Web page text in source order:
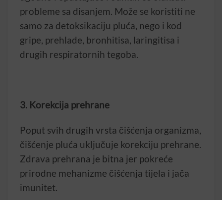
probleme sa disanjem. Može se koristiti ne
samo za detoksikaciju pluća, nego i kod
gripe, prehlade, bronhitisa, laringitisa i
drugih respiratornih tegoba.
3. Korekcija prehrane
Poput svih drugih vrsta čišćenja organizma,
čišćenje pluća uključuje korekciju prehrane.
Zdrava prehrana je bitna jer pokreće
prirodne mehanizme čišćenja tijela i jača
imunitet.